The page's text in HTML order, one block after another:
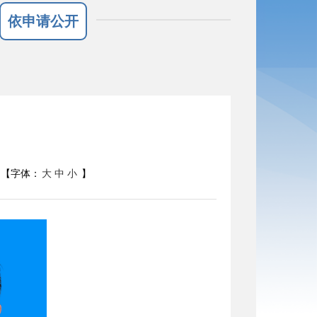
依申请公开
字体： 大 中 小 】